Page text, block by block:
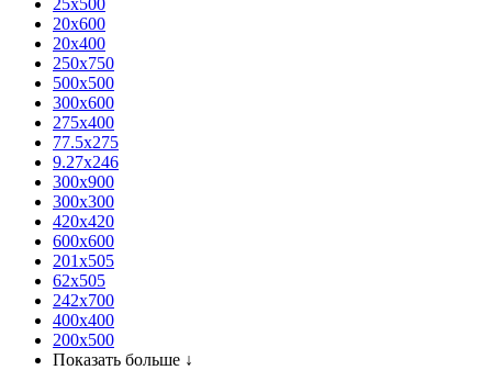
25x500
20х600
20х400
250x750
500x500
300x600
275x400
77.5х275
9.27x246
300x900
300x300
420х420
600х600
201х505
62х505
242х700
400х400
200х500
Показать больше ↓